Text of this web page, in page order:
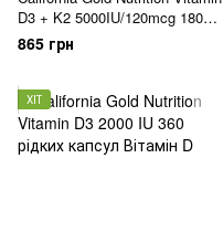
D3 + K2 5000IU/120mcg 180
капсул
865 грн
ХІТ